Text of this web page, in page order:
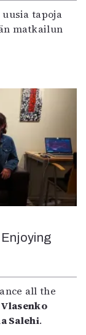
tapoja
matkailun
all the
Salehi.